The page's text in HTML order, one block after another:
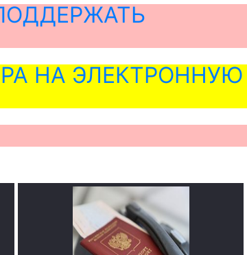
НА ЭЛЕКТРОННУЮ